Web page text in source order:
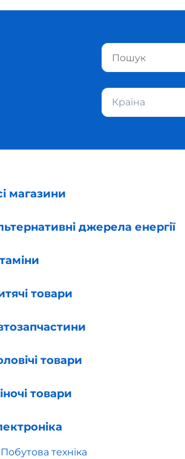
Країна
магазини
джерела енергії
товари
товари
товари
Побутова техніка